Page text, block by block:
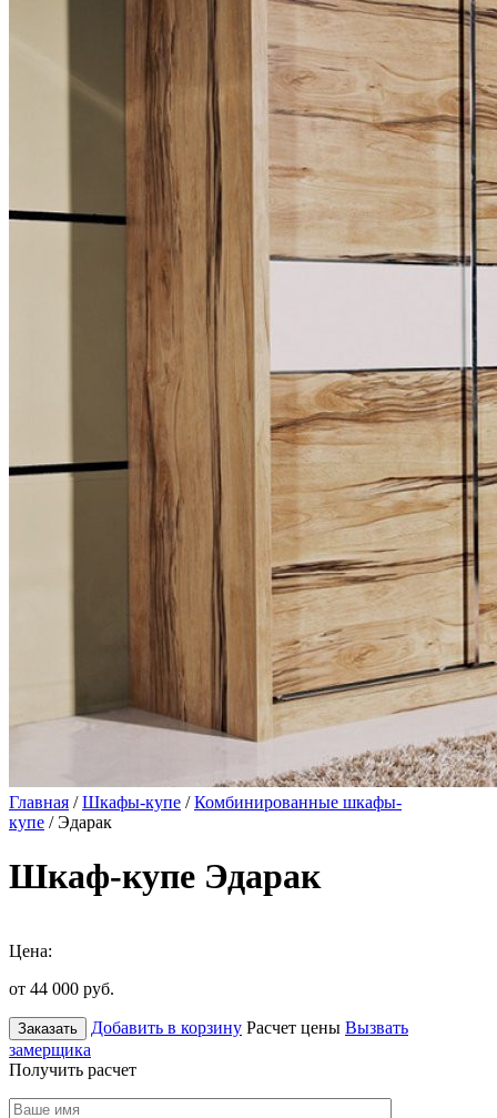
Главная /Шкафы-купе /Комбинированные шкафы-
купе / Эдарак
Шкаф-купе Эдарак
Цена:
от 44 000 руб.
Заказать Добавить в корзину Расчет цены Вызвать
замерщика
Получить расчет